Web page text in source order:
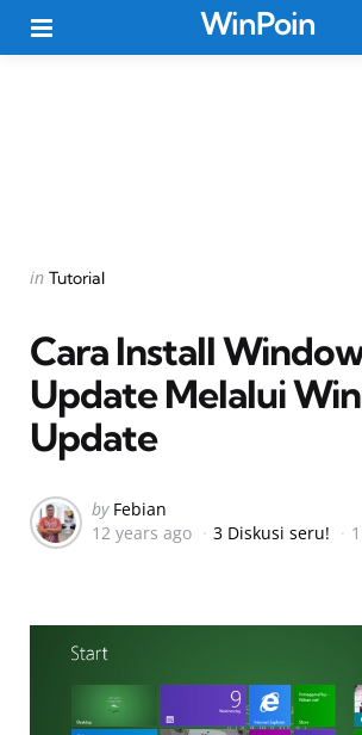
WinPoin
Categories
Posted
in Tutorial
Cara Install
Update Melalui
Update
Posted
by
by Febian
12 years ago
3 Diskusi seru!